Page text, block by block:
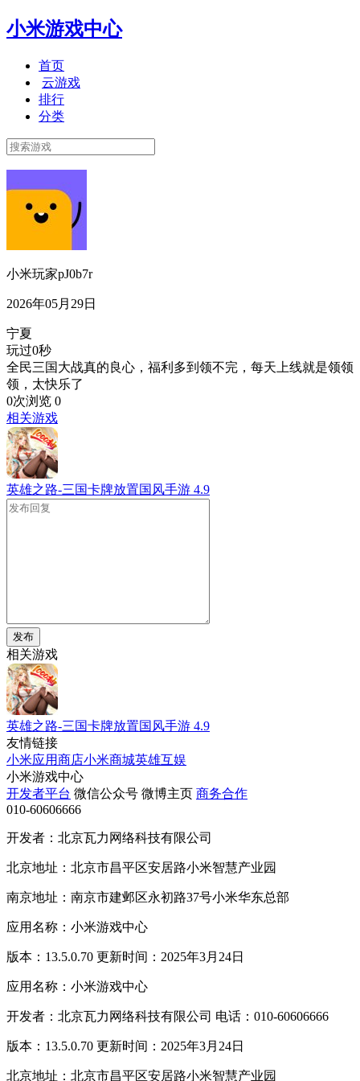
小米游戏中心
首页
云游戏
排行
分类
小米玩家pJ0b7r
2026年05月29日
宁夏
玩过0秒
全民三国大战真的良心，福利多到领不完，每天上线就是领领
领，太快乐了
0次浏览 0
相关游戏
英雄之路-三国卡牌放置国风手游 4.9
发布
相关游戏
英雄之路-三国卡牌放置国风手游 4.9
友情链接
小米应用商店小米商城英雄互娱
小米游戏中心
开发者平台 微信公众号 微博主页 商务合作
010-60606666
开发者：北京瓦力网络科技有限公司
北京地址：北京市昌平区安居路小米智慧产业园
南京地址：南京市建邺区永初路37号小米华东总部
应用名称：小米游戏中心
版本：13.5.0.70 更新时间：2025年3月24日
应用名称：小米游戏中心
开发者：北京瓦力网络科技有限公司 电话：010-60606666
版本：13.5.0.70 更新时间：2025年3月24日
北京地址：北京市昌平区安居路小米智慧产业园